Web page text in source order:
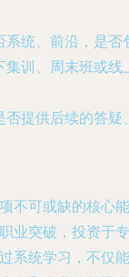
系统、前沿，是否
集训、周末班或线
否提供后续的答疑
不可或缺的核心能
业突破，投资于专
系统学习，不仅能